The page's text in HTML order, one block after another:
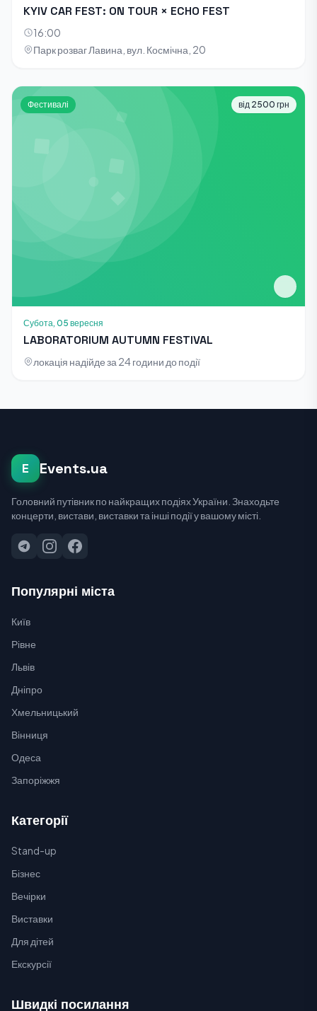
KYIV CAR FEST: ON TOUR × ECHO FEST
16:00
Парк розваг Лавина, вул. Космічна, 20
Фестивалі від 2500 грн
Субота, 05 вересня
LABORATORIUM AUTUMN FESTIVAL
локація надійде за 24 години до події
E Events.ua
Головний путівник по найкращих подіях України. Знаходьте
концерти, вистави, виставки та інші події у вашому місті.
Популярні міста
Київ
Рівне
Львів
Дніпро
Хмельницький
Вінниця
Одеса
Запоріжжя
Категорії
Stand-up
Бізнес
Вечірки
Виставки
Для дітей
Екскурсії
Швидкі посилання